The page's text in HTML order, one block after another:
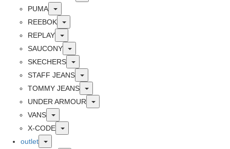
PUMA
Toggle
REEBOK
Toggle
REPLAY
Toggle
SAUCONY
Toggle
SKECHERS
Toggle
STAFF JEANS
Toggle
TOMMY JEANS
Toggle
UNDER ARMOUR
Toggle
VANS
Toggle
X-CODE
Toggle
outlet
Toggle